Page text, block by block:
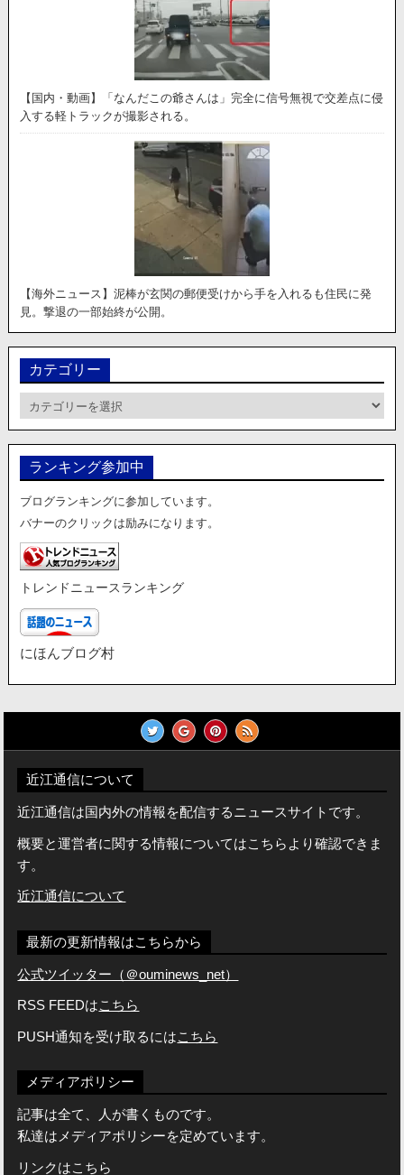
【国内・動画】「なんだこの爺さんは」完全に信号無視で交差点に侵
入する軽トラックが撮影される。
【海外ニュース】泥棒が玄関の郵便受けから手を入れるも住民に発
見。撃退の一部始終が公開。
カテゴリー
テ
リ
ランキング参加中
ブログランキングに参加しています。
バナーのクリックは励みになります。
トレンドニュースランキング
にほんブログ村
近江通信について
近江通信は国内外の情報を配信するニュースサイトです。
概要と運営者に関する情報についてはこちらより確認できま
す。
近江通信について
最新の更新情報はこちらから
公式ツイッター（＠ouminews_net）
RSS FEEDはこちら
PUSH通知を受け取るにはこちら
メディアポリシー
記事は全て、人が書くものです。
私達はメディアポリシーを定めています。
リンクはこちら